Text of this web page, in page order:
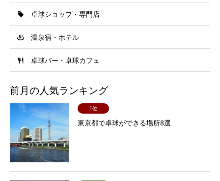
卓球ショップ・専門店
温泉宿・ホテル
卓球バー・卓球カフェ
前月の人気ランキング
1位
東京都で卓球ができる場所8選